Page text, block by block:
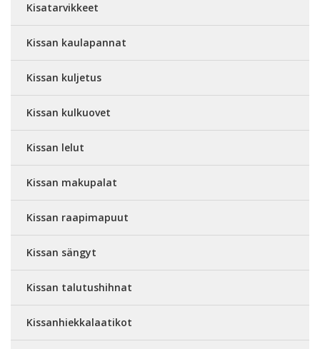
Kisatarvikkeet
Kissan kaulapannat
Kissan kuljetus
Kissan kulkuovet
Kissan lelut
Kissan makupalat
Kissan raapimapuut
Kissan sängyt
Kissan talutushihnat
Kissanhiekkalaatikot